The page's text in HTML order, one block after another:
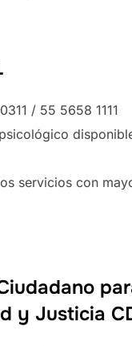
/ 55 5658 1111
servicios con
y Justicia